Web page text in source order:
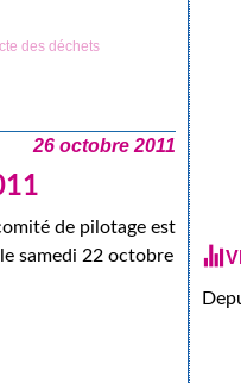
des déchets
26 octobre 2011
de pilotage est
samedi 22 octobre